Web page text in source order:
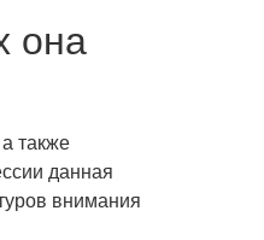
она
также
данная
внимания